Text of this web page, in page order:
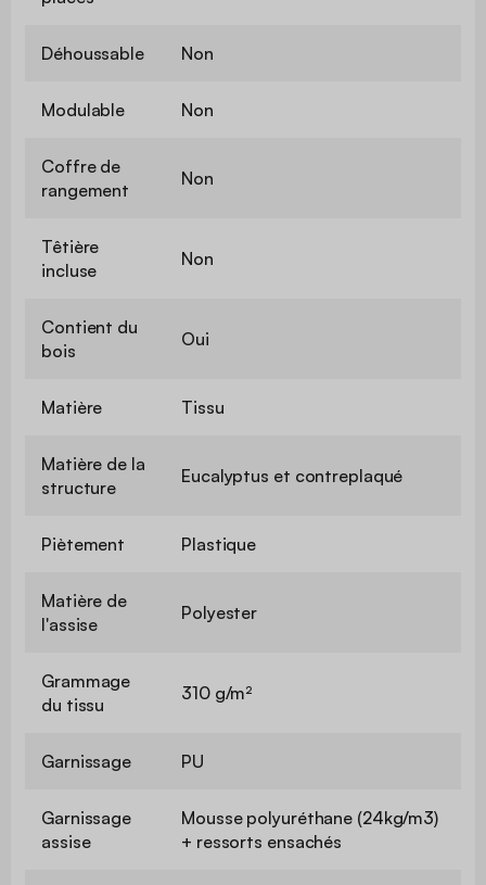
Déhoussable Non
Modulable Non
Coffre de
rangement
Non
Têtière
incluse
Non
Contient du
bois
Oui
Matière Tissu
Matière de la
structure
Eucalyptus et contreplaqué
Piètement Plastique
Matière de
l'assise
Polyester
Grammage
du tissu
310 g/m²
Garnissage PU
Garnissage
assise
Mousse polyuréthane (24kg/m3)
+ ressorts ensachés